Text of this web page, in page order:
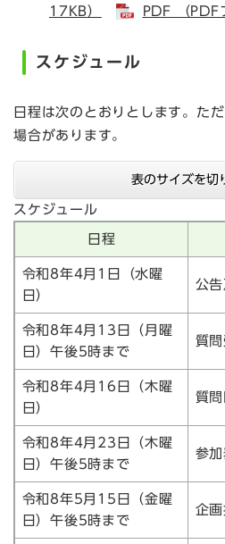
17KB）
PDF （PDF
スケジュール
日程は次のとおりとします。た
場合があります。
表のサイズを切
スケジュール
日程
令和8年4月1日（水曜
日）
公
令和8年4月13日（月曜
日）午後5時まで
質
令和8年4月16日（木曜
日）
質
令和8年4月23日（木曜
日）午後5時まで
参
令和8年5月15日（金曜
日）午後5時まで
企